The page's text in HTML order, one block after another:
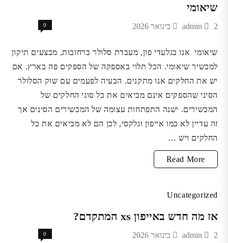
שיאומי
admin 2 בינואר 2026 0
שיאומי אנו בגלעדי פון, מעבדת סלולר ברחובות, מבצעים תיקון
למכשיר שיאומי. הכל תלוי באספקה של הספקים פה בארץ. אם
יש את החלקים אנו מתקנים. הבעיה לפעמים עם שוק הסלולר
הסיני שהספקים אינם מביאים את כל סוגי החלקים של
המכשירים. ישנה התפתחות עצומה של המכשירים הסינים אך
זה עדיין לא כמו אייפון וגלקסי, לכן הם לא מביאים את כל
החלקים ויש …
שיאומי
Read More
Uncategorized
אז מה חדש באייפון xs המתקדם?
admin 2 בינואר 2026 0